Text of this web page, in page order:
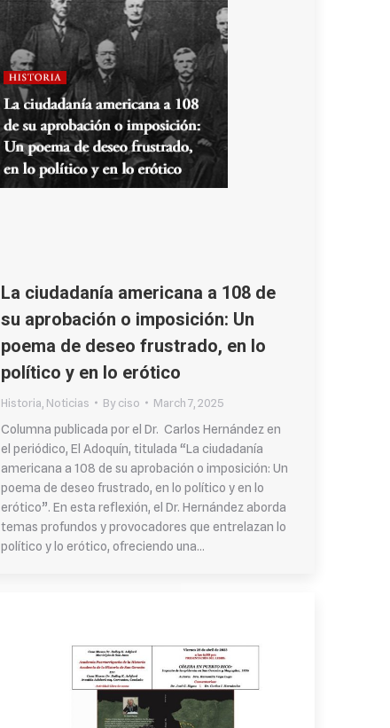
La ciudadanía americana a 108 de
su aprobación o imposición: Un
poema de deseo frustrado, en lo
político y en lo erótico
Historia, Noticias Byciso
March 7, 2025
Columna publicada por el Dr. Carlos Hernández en
el periódico, El Adoquín, titulada “La ciudadanía
americana a 108 de su aprobación o imposición: Un
poema de deseo frustrado, en lo político y en lo
erótico”. En esta reflexión, el Dr. Hernández aborda
temas profundos y provocadores que entrelazan lo
político y lo erótico, ofreciendo una…